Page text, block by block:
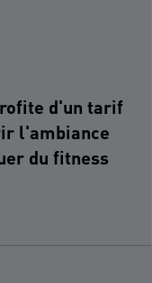
d'un tarif
l'ambiance
du fitness